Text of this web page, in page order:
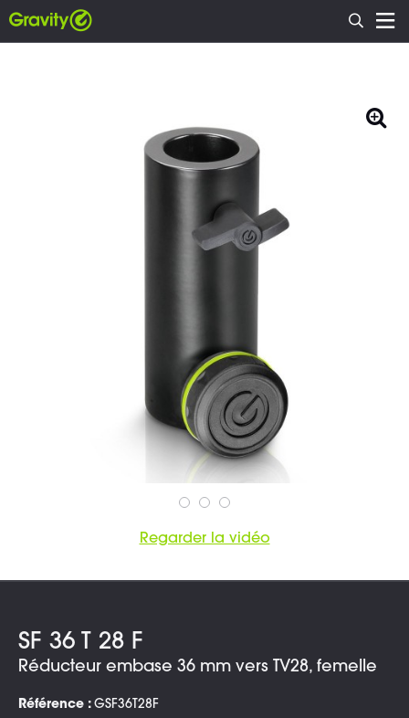
Regarder la vidéo
SF 36 T 28 F
Réducteur embase 36 mm vers TV28, femelle
Référence : GSF36T28F